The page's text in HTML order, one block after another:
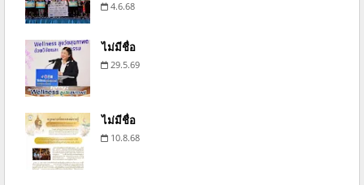
4.6.68
ไม่มีชื่อ
29.5.69
ไม่มีชื่อ
10.8.68